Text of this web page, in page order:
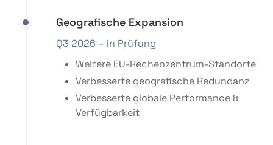
Geografische Expansion
Q3 2026 – In Prüfung
Weitere EU-Rechenzentrum-Standorte
Verbesserte geografische Redundanz
Verbesserte globale Performance &
Verfügbarkeit